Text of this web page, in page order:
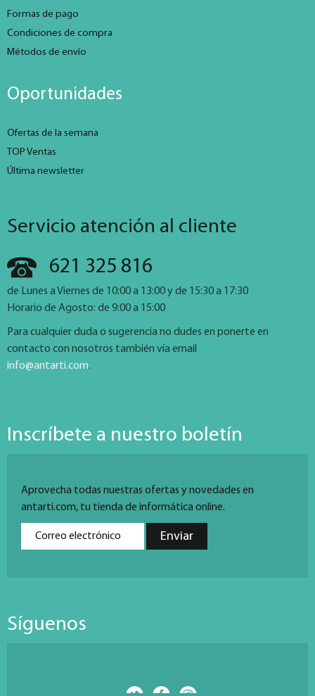
Formas de pago
Condiciones de compra
Métodos de envío
Oportunidades
Ofertas de la semana
TOP Ventas
Última newsletter
Servicio atención al cliente
621 325 816
de Lunes a Viernes de 10:00 a 13:00 y de 15:30 a 17:30
Horario de Agosto: de 9:00 a 15:00
Para cualquier duda o sugerencia no dudes en ponerte en
contacto con nosotros también vía email
info@antarti.com.
Inscríbete a nuestro boletín
Aprovecha todas nuestras ofertas y novedades en
antarti.com, tu tienda de informática online.
Síguenos